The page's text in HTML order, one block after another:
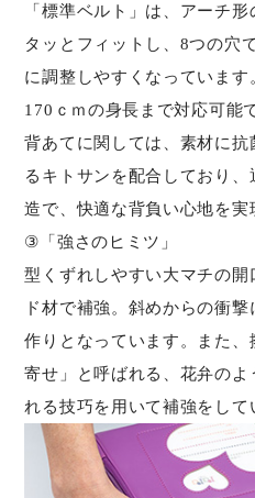
「標準ベルト」は、アーチ
タッとフィットし、8つの穴
に調整しやすくなっていま
170ｃｍの身長まで対応可能
背あてに関しては、素材に
るキトサンを配合しており
造で、快適な背負い心地を実
③「強さのヒミツ」
型くずれしやすい大マチの
ド材で補強。斜めからの衝
作りとなっています。また
寄せ」と呼ばれる、花弁のよ
れる技巧を用いて補強をして